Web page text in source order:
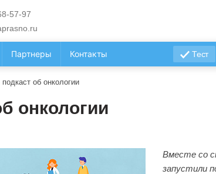
57-97
Партнеры Контакты Тест
об онкологии
онкологии
Вместе со
запустили